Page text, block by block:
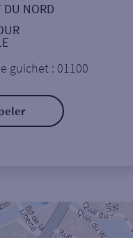
Autour de moi
DU NORD
guichet : 01100